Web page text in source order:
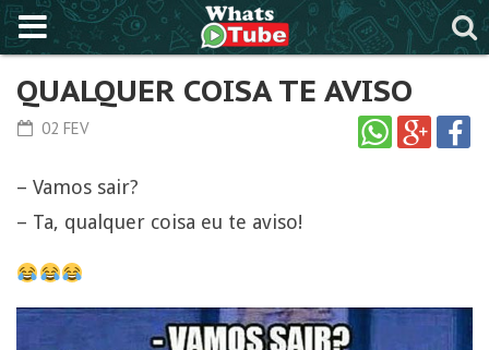
QUALQUER COISA TE AVISO
02 FEV
– Vamos sair?
– Ta, qualquer coisa eu te aviso!